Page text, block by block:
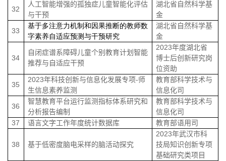
32
人工智能增强的孤独症儿童智能化评估
与干预
湖北省自然科学基
金
33
基于多注意力机制和因果推断的教师数
字素养自适应预测与干预研究
湖北省自然科学基
金
34
自闭症谱系障碍儿童个别教育计划智能
推荐与自适应干预
2023年度湖北省
博士后创新研究岗
位资助
35
2023年科技创新与信息化发展专项-师
生信息素养监测
教育部科学技术与
信息化司
36
智慧教育平台运行监测指标体系研究和
分析报告编制
教育部科学技术与
信息化司
37
语言文字工作年度统计数据库 教育部语用司
38 基于低密度脑电采样的脑活动探究
2023年武汉市科
技局知识创新专项
基础研究类项目